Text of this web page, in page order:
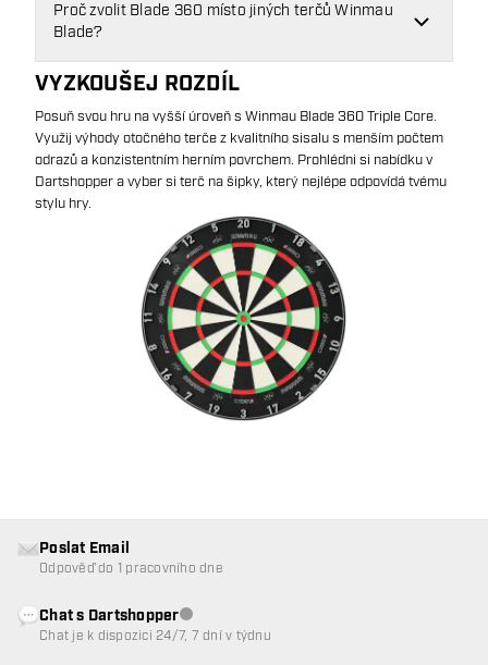
Proč zvolit Blade 360 místo jiných terčů Winmau
Blade?
VYZKOUŠEJ ROZDÍL
Posuň svou hru na vyšší úroveň s Winmau Blade 360 Triple Core.
Využij výhody otočného terče z kvalitního sisalu s menším počtem
odrazů a konzistentním herním povrchem. Prohlédni si nabídku v
Dartshopper a vyber si terč na šipky, který nejlépe odpovídá tvému
stylu hry.
Poslat Email
Odpověď do 1 pracovního dne
Chat s DartshopperZákaznický servis nedostupný
Chat je k dispozici 24/7, 7 dní v týdnu